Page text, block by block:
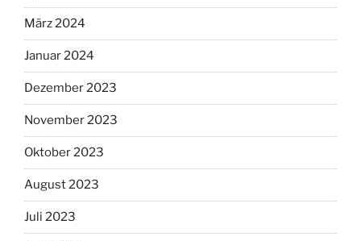
März 2024
Januar 2024
Dezember 2023
November 2023
Oktober 2023
August 2023
Juli 2023